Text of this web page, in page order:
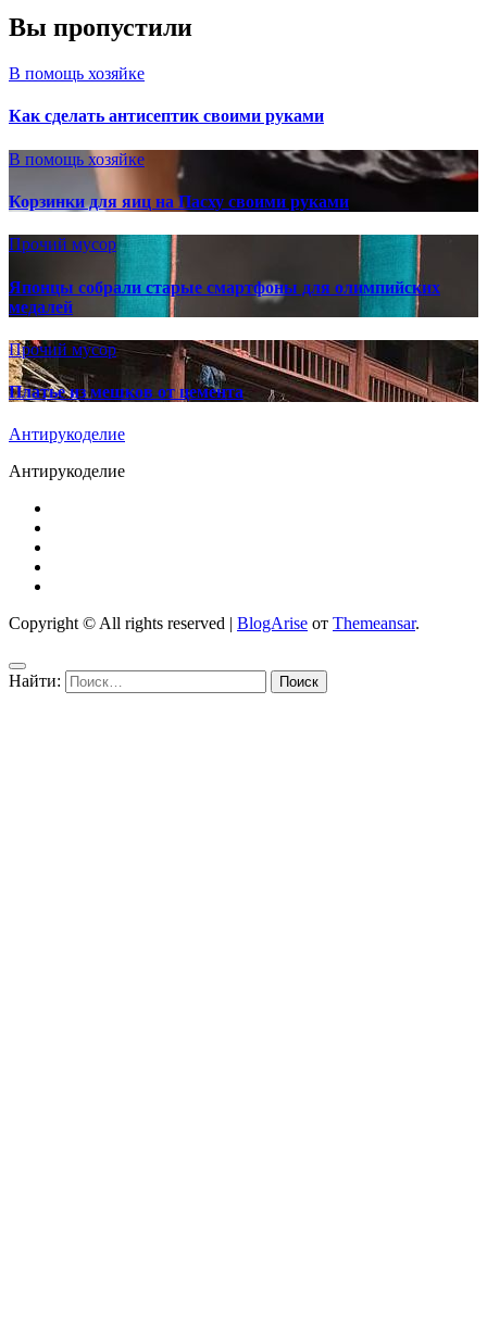
Вы пропустили
В помощь хозяйке
Как сделать антисептик своими руками
В помощь хозяйке
Корзинки для яиц на Пасху своими руками
Прочий мусор
Японцы собрали старые смартфоны для олимпийских
медалей
Прочий мусор
Платье из мешков от цемента
Антирукоделие
Антирукоделие
Copyright © All rights reserved | BlogArise от Themeansar.
Найти: